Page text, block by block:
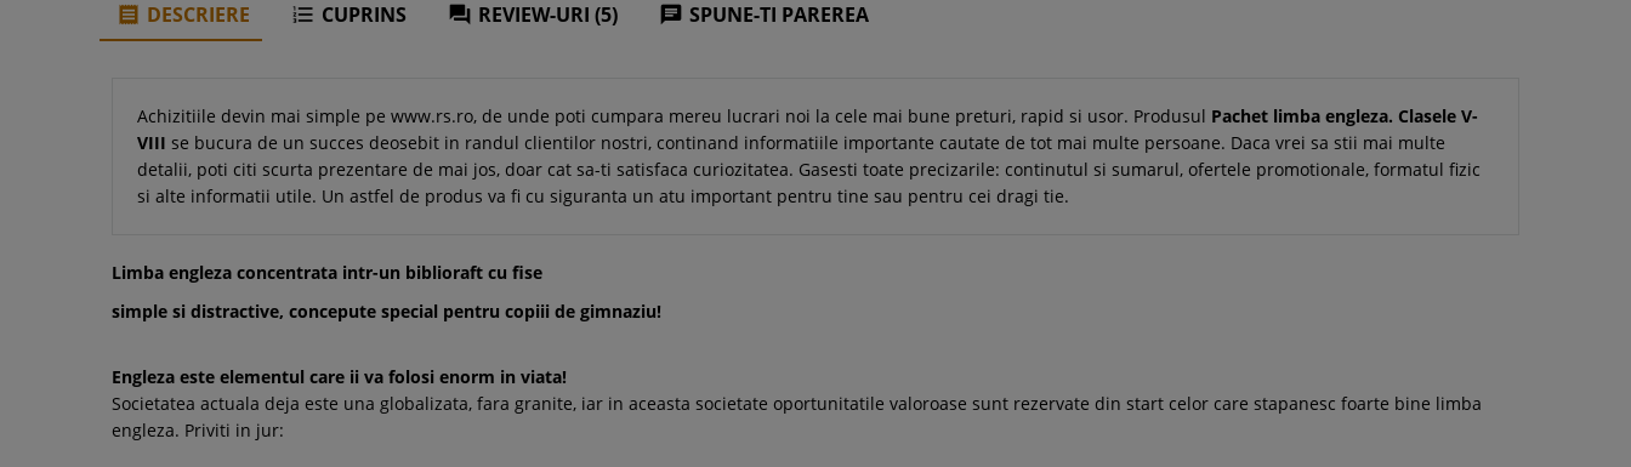
 DESCRIERE  CUPRINS  REVIEW-URI (5)  SPUNE-TI PAREREA
Achizitiile devin mai simple pe www.rs.ro, de unde poti cumpara mereu lucrari noi la cele mai bune preturi, rapid si usor. Produsul Pachet limba engleza. Clasele V-
VIII se bucura de un succes deosebit in randul clientilor nostri, continand informatiile importante cautate de tot mai multe persoane. Daca vrei sa stii mai multe
detalii, poti citi scurta prezentare de mai jos, doar cat sa-ti satisfaca curiozitatea. Gasesti toate precizarile: continutul si sumarul, ofertele promotionale, formatul fizic
si alte informatii utile. Un astfel de produs va fi cu siguranta un atu important pentru tine sau pentru cei dragi tie.
Limba engleza concentrata intr-un biblioraft cu fise
simple si distractive, concepute special pentru copiii de gimnaziu!
Engleza este elementul care ii va folosi enorm in viata!
Societatea actuala deja este una globalizata, fara granite, iar in aceasta societate oportunitatile valoroase sunt rezervate din start celor care stapanesc foarte bine limba
engleza. Priviti in jur: